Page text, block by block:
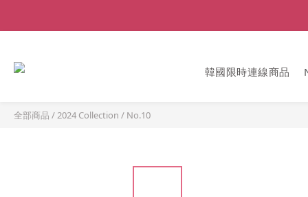
韓國限時連線商品
全部商品 /2024 Collection / No.10